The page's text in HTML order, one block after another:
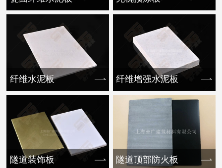
纤维水泥板 纤维增强水泥板
隧道装饰板 隧道顶部防火板